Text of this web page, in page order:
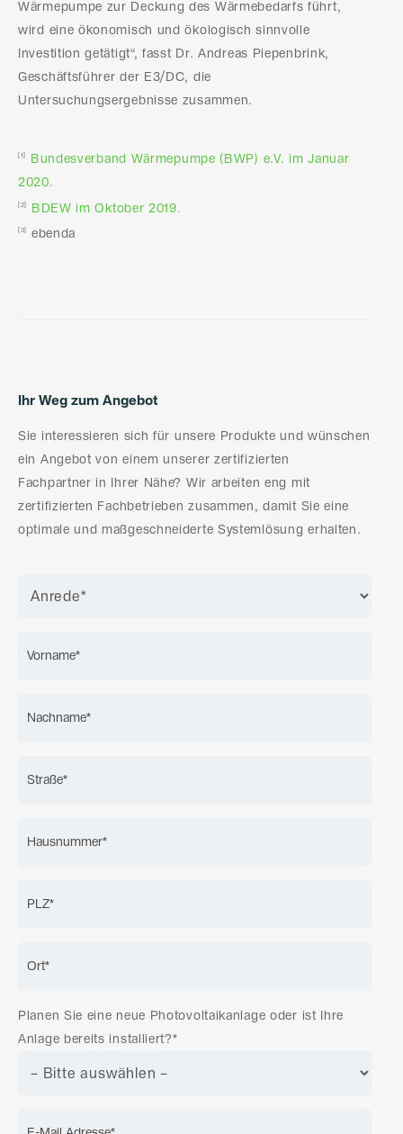
Wärmepumpe zur Deckung des Wärmebedarfs führt,
wird eine ökonomisch und ökologisch sinnvolle
Investition getätigt“, fasst Dr. Andreas Piepenbrink,
Geschäftsführer der E3/DC, die
Untersuchungsergebnisse zusammen.
[1]
Bundesverband Wärmepumpe (BWP) e.V. im Januar
2020.
[2] BDEW im Oktober 2019.
[3] ebenda
Ihr Weg zum Angebot
Sie interessieren sich für unsere Produkte und wünschen
ein Angebot von einem unserer zertifizierten
Fachpartner in Ihrer Nähe? Wir arbeiten eng mit
zertifizierten Fachbetrieben zusammen, damit Sie eine
optimale und maßgeschneiderte Systemlösung erhalten.
Planen Sie eine neue Photovoltaikanlage oder ist Ihre
Anlage bereits installiert?*